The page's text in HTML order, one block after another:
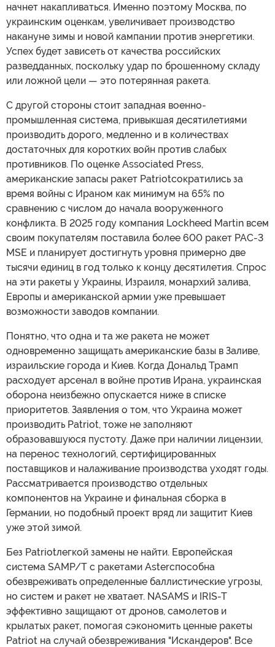
начнет накапливаться. Именно поэтому Москва, по
украинским оценкам, увеличивает производство
накануне зимы и новой кампании против энергетики.
Успех будет зависеть от качества российских
разведданных, поскольку удар по брошенному складу
или ложной цели — это потерянная ракета.
С другой стороны стоит западная военно-
промышленная система, привыкшая десятилетиями
производить дорого, медленно и в количествах
достаточных для коротких войн против слабых
противников. По оценке Associated Press,
американские запасы ракет Patriotсократились за
время войны с Ираном как минимум на 65% по
сравнению с числом до начала вооруженного
конфликта. В 2025 году компания Lockheed Martin всем
своим покупателям поставила более 600 ракет PAC-3
MSE и планирует достигнуть уровня примерно две
тысячи единиц в год только к концу десятилетия. Спрос
на эти ракеты у Украины, Израиля, монархий залива,
Европы и американской армии уже превышает
возможности заводов компании.
Понятно, что одна и та же ракета не может
одновременно защищать американские базы в Заливе,
израильские города и Киев. Когда Дональд Трамп
расходует арсенал в войне против Ирана, украинская
оборона неизбежно опускается ниже в списке
приоритетов. Заявления о том, что Украина может
производить Patriot, тоже не заполняют
образовавшуюся пустоту. Даже при наличии лицензии,
на перенос технологий, сертифицированных
поставщиков и налаживание производства уходят годы.
Рассматривается производство отдельных
компонентов на Украине и финальная сборка в
Германии, но подобный проект вряд ли защитит Киев
уже этой зимой.
Без Patriotлегкой замены не найти. Европейская
система SAMP/T с ракетами Asterспособна
обезвреживать определенные баллистические угрозы,
но систем и ракет не хватает. NASAMS и IRIS-T
эффективно защищают от дронов, самолетов и
крылатых ракет, помогая сэкономить ценные ракеты
Patriot на случай обезвреживания "Искандеров". Все